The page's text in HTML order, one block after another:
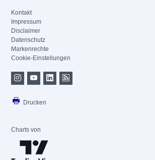
Kontakt
Impressum
Disclaimer
Datenschutz
Markenrechte
Cookie-Einstellungen
Drucken
Charts von